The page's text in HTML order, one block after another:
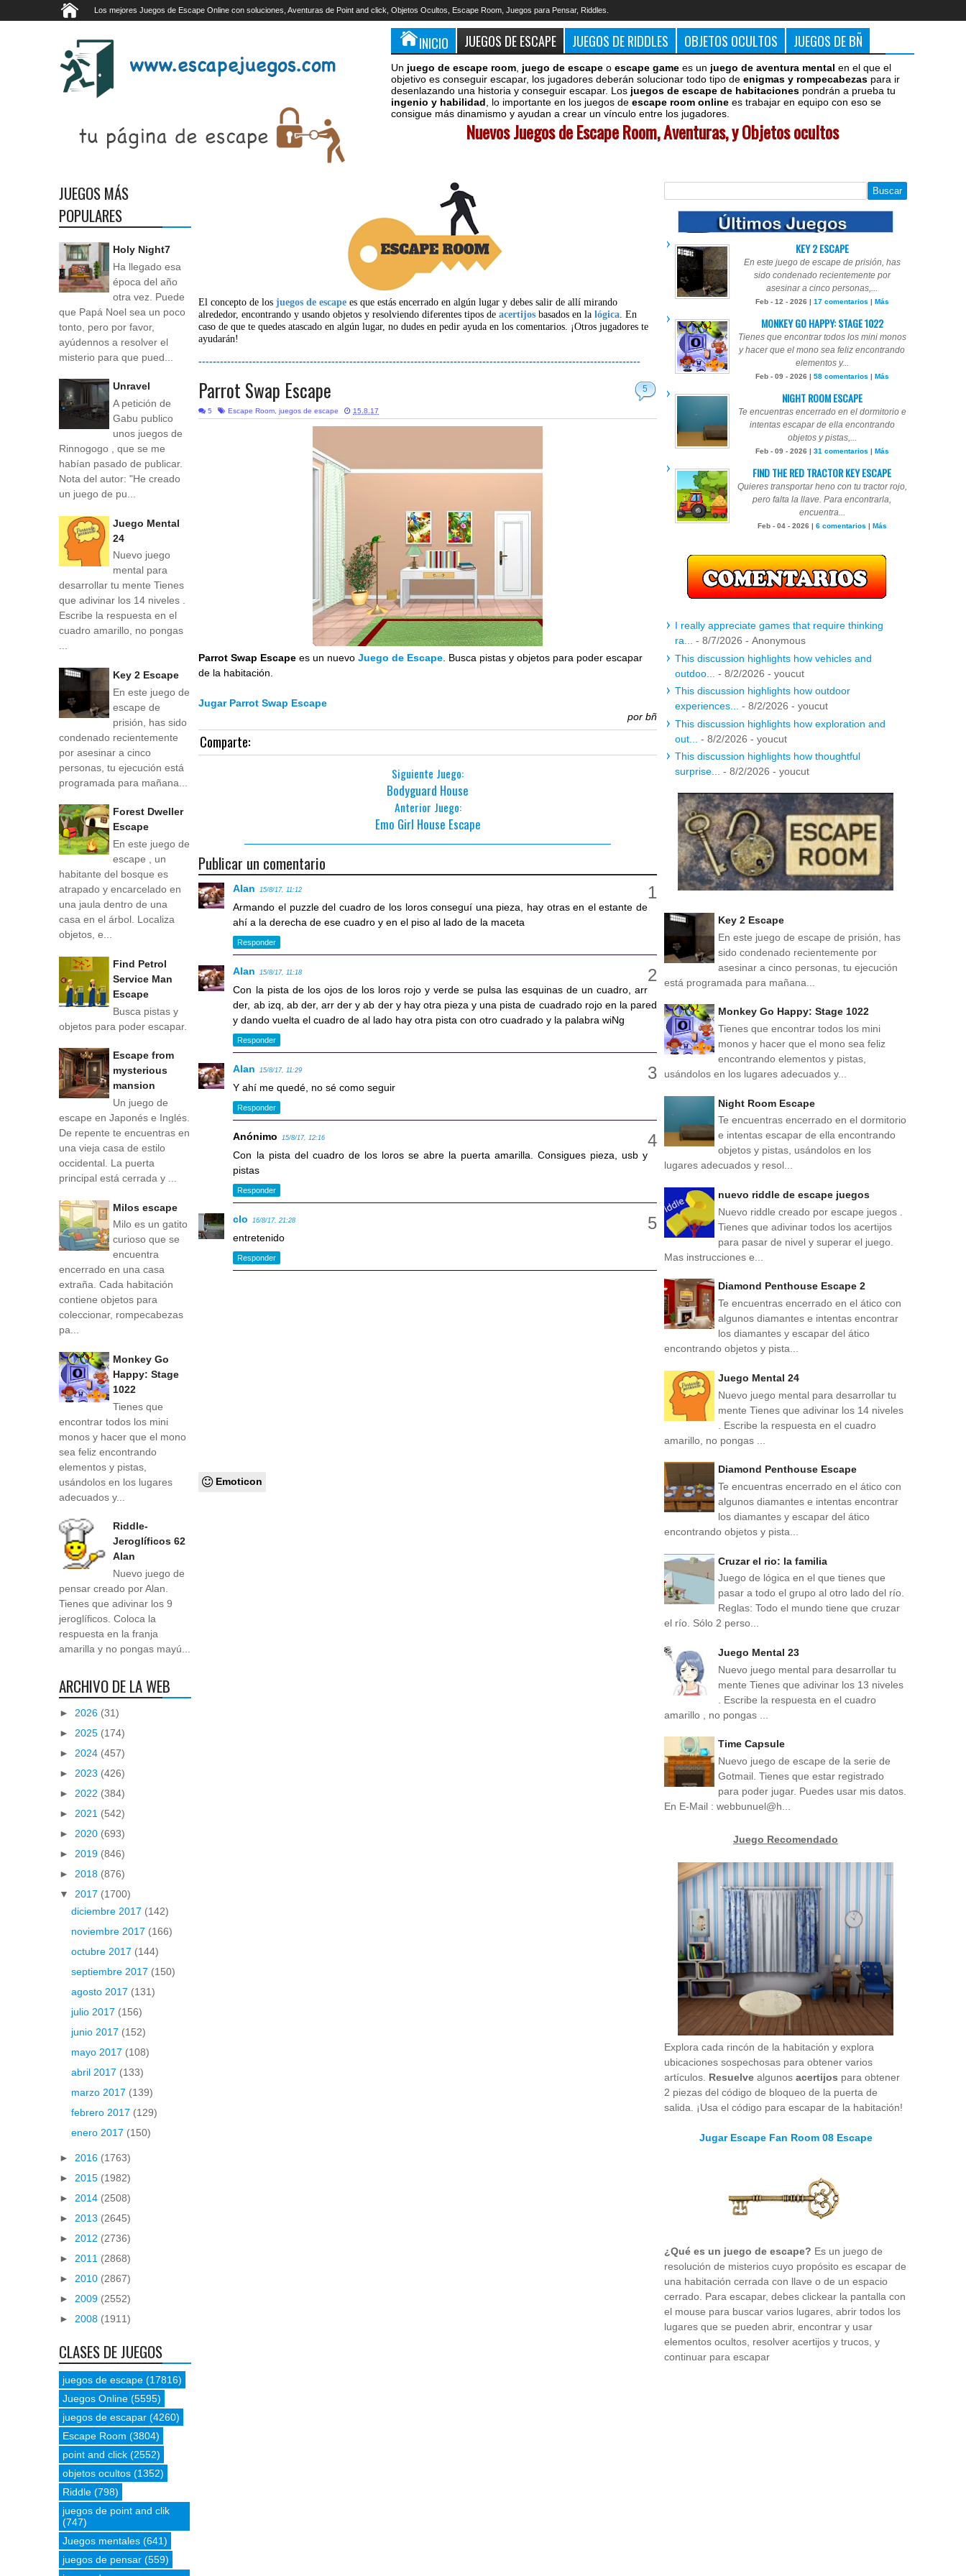
Los mejores Juegos de Escape Online con soluciones, Aventuras de Point and click, Objetos Ocultos, Escape Room, Juegos para Pensar, Riddles.
INICIO JUEGOS DE ESCAPE JUEGOS DE RIDDLES OBJETOS OCULTOS JUEGOS DE BÑ
Un juego de escape room juego de escape o escape game es un juego de aventura mental en el que el
objetivo es conseguir escapar, los jugadores deberán solucionar todo tipo de enigmas y rompecabezas para ir
desenlazando una historia y conseguir escapar. Los juegos de escape de habitaciones pondrán a prueba tu
ingenio y habilidad , lo importante en los juegos de escape room online es trabajar en equipo con eso se
consigue más dinamismo y ayudan a crear un vínculo entre los jugadores.
Nuevos Juegos de Escape Room, Aventuras, y Objetos ocultos
El concepto de losjuegos de escape es que estás encerrado en algún lugar y debes salir de allí mirando
alrededor, encontrando y usando objetos y resolviendo diferentes tipos deacertijos basados en lalógica. En
caso de que te quedes atascado en algún lugar, no dudes en pedir ayuda en los comentarios. ¡Otros jugadores te
ayudarán!
---------------------------------------------------------------------------------------------------------------------------
5
Parrot Swap Escape
5 Escape Room juegos de escape 15.8.17
Parrot Swap Escape es un nuevoJuego de Escape . Busca pistas y objetos para poder escapar
de la habitación.
Jugar Parrot Swap Escape
por bñ
Comparte:
Siguiente Juego:
Bodyguard House
Anterior Juego:
Emo Girl House Escape
Publicar un comentario
Alan 15/8/17, 11:12
Armando el puzzle del cuadro de los loros conseguí una pieza, hay otras en el estante de
ahí a la derecha de ese cuadro y en el piso al lado de la maceta
Responder
Alan 15/8/17, 11:18
Con la pista de los ojos de los loros rojo y verde se pulsa las esquinas de un cuadro, arr
der, ab izq, ab der, arr der y ab der y hay otra pieza y una pista de cuadrado rojo en la pared
y dando vuelta el cuadro de al lado hay otra pista con otro cuadrado y la palabra wiNg
Responder
Alan 15/8/17, 11:29
Y ahí me quedé, no sé como seguir
Responder
Anónimo 15/8/17, 12:16
Con la pista del cuadro de los loros se abre la puerta amarilla. Consigues pieza, usb y
pistas
Responder
clo 16/8/17, 21:28
entretenido
Responder
Emoticon
JUEGOS MÁS
POPULARES
Holy Night7
Ha llegado esa
época del año
otra vez. Puede
que Papá Noel sea un poco
tonto, pero por favor,
ayúdennos a resolver el
misterio para que pued...
Unravel
A petición de
Gabu publico
unos juegos de
Rinnogogo , que se me
habían pasado de publicar.
Nota del autor: "He creado
un juego de pu...
Juego Mental
24
Nuevo juego
mental para
desarrollar tu mente Tienes
que adivinar los 14 niveles .
Escribe la respuesta en el
cuadro amarillo, no pongas
...
Key 2 Escape
En este juego de
escape de
prisión, has sido
condenado recientemente
por asesinar a cinco
personas, tu ejecución está
programada para mañana...
Forest Dweller
Escape
En este juego de
escape , un
habitante del bosque es
atrapado y encarcelado en
una jaula dentro de una
casa en el árbol. Localiza
objetos, e...
Find Petrol
Service Man
Escape
Busca pistas y
objetos para poder escapar.
Escape from
mysterious
mansion
Un juego de
escape en Japonés e Inglés.
De repente te encuentras en
una vieja casa de estilo
occidental. La puerta
principal está cerrada y ...
Milos escape
Milo es un gatito
curioso que se
encuentra
encerrado en una casa
extraña. Cada habitación
contiene objetos para
coleccionar, rompecabezas
pa...
Monkey Go
Happy: Stage
1022
Tienes que
encontrar todos los mini
monos y hacer que el mono
sea feliz encontrando
elementos y pistas,
usándolos en los lugares
adecuados y...
Riddle-
Jeroglíficos 62
Alan
Nuevo juego de
pensar creado por Alan.
Tienes que adivinar los 9
jeroglíficos. Coloca la
respuesta en la franja
amarilla y no pongas mayú...
ARCHIVO DE LA WEB
► 2026 (31)
► 2025 (174)
► 2024 (457)
► 2023 (426)
► 2022 (384)
► 2021 (542)
► 2020 (693)
► 2019 (846)
► 2018 (876)
▼ 2017 (1700)
diciembre 2017 (142)
noviembre 2017 (166)
octubre 2017 (144)
septiembre 2017 (150)
agosto 2017 (131)
julio 2017 (156)
junio 2017 (152)
mayo 2017 (108)
abril 2017 (133)
marzo 2017 (139)
febrero 2017 (129)
enero 2017 (150)
► 2016 (1763)
► 2015 (1982)
► 2014 (2508)
► 2013 (2645)
► 2012 (2736)
► 2011 (2868)
► 2010 (2867)
► 2009 (2552)
► 2008 (1911)
CLASES DE JUEGOS
juegos de escape (17816)
Juegos Online (5595)
juegos de escapar (4260)
Escape Room (3804)
point and click (2552)
objetos ocultos (1352)
Riddle (798)
juegos de point and clik
(747)
Juegos mentales (641)
juegos de pensar (559)
KEY 2 ESCAPE
En este juego de escape de prisión, has
sido condenado recientemente por
asesinar a cinco personas,...
Feb - 12 - 2026 | 17 comentarios | Más
MONKEY GO HAPPY: STAGE 1022
Tienes que encontrar todos los mini monos
y hacer que el mono sea feliz encontrando
elementos y...
Feb - 09 - 2026 | 58 comentarios | Más
NIGHT ROOM ESCAPE
Te encuentras encerrado en el dormitorio e
intentas escapar de ella encontrando
objetos y pistas,...
Feb - 09 - 2026 | 31 comentarios | Más
FIND THE RED TRACTOR KEY ESCAPE
Quieres transportar heno con tu tractor rojo,
pero falta la llave. Para encontrarla,
encuentra...
Feb - 04 - 2026 | 6 comentarios | Más
I really appreciate games that require thinking
ra...
- 8/7/2026 - Anonymous
This discussion highlights how vehicles and
outdoo...
- 8/2/2026 - youcut
This discussion highlights how outdoor
experiences...
- 8/2/2026 - youcut
This discussion highlights how exploration and
out...
- 8/2/2026 - youcut
This discussion highlights how thoughtful
surprise...
- 8/2/2026 - youcut
Key 2 Escape
En este juego de escape de prisión, has
sido condenado recientemente por
asesinar a cinco personas, tu ejecución
está programada para mañana...
Monkey Go Happy: Stage 1022
Tienes que encontrar todos los mini
monos y hacer que el mono sea feliz
encontrando elementos y pistas,
usándolos en los lugares adecuados y...
Night Room Escape
Te encuentras encerrado en el dormitorio
e intentas escapar de ella encontrando
objetos y pistas, usándolos en los
lugares adecuados y resol...
nuevo riddle de escape juegos
Nuevo riddle creado por escape juegos .
Tienes que adivinar todos los acertijos
para pasar de nivel y superar el juego.
Mas instrucciones e...
Diamond Penthouse Escape 2
Te encuentras encerrado en el ático con
algunos diamantes e intentas encontrar
los diamantes y escapar del ático
encontrando objetos y pista...
Juego Mental 24
Nuevo juego mental para desarrollar tu
mente Tienes que adivinar los 14 niveles
. Escribe la respuesta en el cuadro
amarillo, no pongas ...
Diamond Penthouse Escape
Te encuentras encerrado en el ático con
algunos diamantes e intentas encontrar
los diamantes y escapar del ático
encontrando objetos y pista...
Cruzar el rio: la familia
Juego de lógica en el que tienes que
pasar a todo el grupo al otro lado del río.
Reglas: Todo el mundo tiene que cruzar
el río. Sólo 2 perso...
Juego Mental 23
Nuevo juego mental para desarrollar tu
mente Tienes que adivinar los 13 niveles
. Escribe la respuesta en el cuadro
amarillo , no pongas ...
Time Capsule
Nuevo juego de escape de la serie de
Gotmail. Tienes que estar registrado
para poder jugar. Puedes usar mis datos.
En E-Mail : webbunuel@h...
Juego Recomendado
Explora cada rincón de la habitación y explora
ubicaciones sospechosas para obtener varios
artículos. Resuelve algunos acertijos para obtener
2 piezas del código de bloqueo de la puerta de
salida. ¡Usa el código para escapar de la habitación!
Jugar Escape Fan Room 08 Escape
¿Qué es un juego de escape? Es un juego de
resolución de misterios cuyo propósito es escapar de
una habitación cerrada con llave o de un espacio
cerrado. Para escapar, debes clickear la pantalla con
el mouse para buscar varios lugares, abrir todos los
lugares que se pueden abrir, encontrar y usar
elementos ocultos, resolver acertijos y trucos, y
continuar para escapar